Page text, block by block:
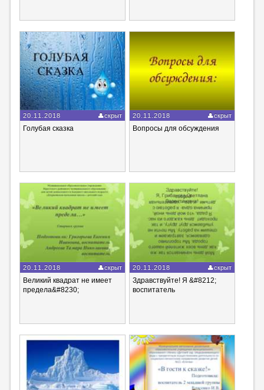
20.11.2018 скрыт
Голубая сказка
20.11.2018 скрыт
Вопросы для обсуждения
20.11.2018 скрыт
Великий квадрат не имеет
предела&#8230;
20.11.2018 скрыт
Здравствуйте! Я &#8212;
воспитатель